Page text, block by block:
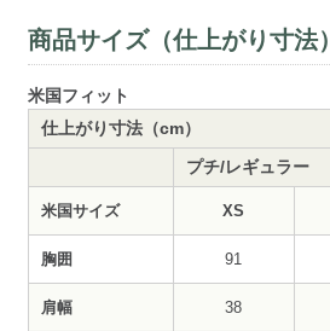
商品サイズ（仕上がり寸法）
米国フィット
仕上がり寸法（cm）
プチ/レギュラー
米国サイズ XS
胸囲 91
肩幅 38